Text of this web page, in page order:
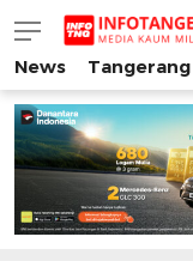
INFO
Media Kaum
News Tangerang